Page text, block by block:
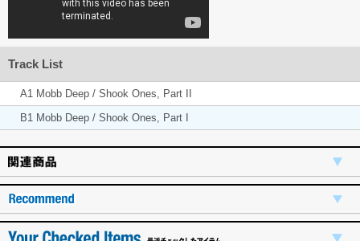
Track List
A1 Mobb Deep / Shook Ones, Part II
B1 Mobb Deep / Shook Ones, Part I